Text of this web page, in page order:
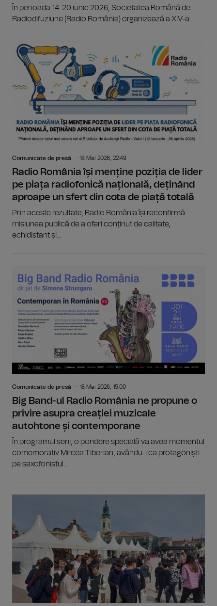
În perioada 14-20 iunie 2026, Societatea Română de
Radiodifuziune (Radio România) organizează a XIV-a...
Comunicate de presă 18 Mai 2026, 22:49
Radio România își menține poziția de lider
pe piața radiofonică națională, deținând
aproape un sfert din cota de piață totală
Prin aceste rezultate, Radio România își reconfirmă
misiunea publică de a oferi conținut de calitate,
echidistant și...
Comunicate de presă 18 Mai 2026, 15:00
Big Band-ul Radio România ne propune o
privire asupra creației muzicale
autohtone și contemporane
În programul serii, o pondere specială va avea momentul
comemorativ Mircea Tiberian, avându-i ca protagoniști
pe saxofonistul...